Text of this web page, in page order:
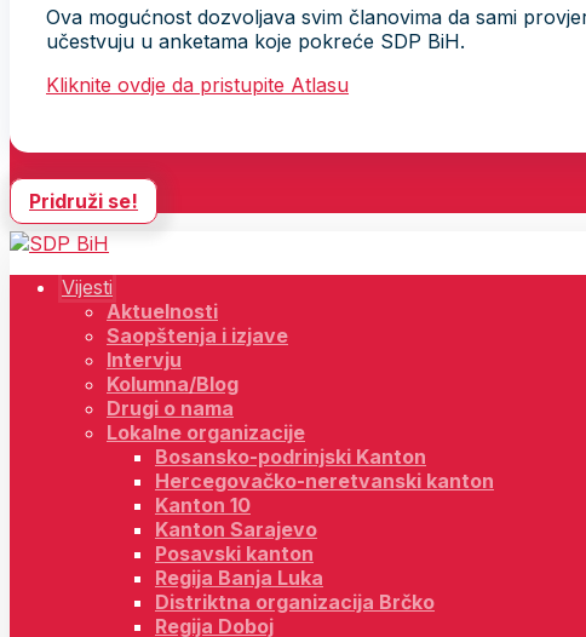
Ova mogućnost dozvoljava svim članovima da sami
učestvuju u anketama koje pokreće SDP BiH.
Kliknite ovdje da pristupite Atlasu
Pridruži se!
Vijesti
Aktuelnosti
Saopštenja i izjave
Intervju
Kolumna/Blog
Drugi o nama
Lokalne organizacije
Bosansko-podrinjski Kanton
Hercegovačko-neretvanski kanton
Kanton 10
Kanton Sarajevo
Posavski kanton
Regija Banja Luka
Distriktna organizacija Brčko
Regija Doboj